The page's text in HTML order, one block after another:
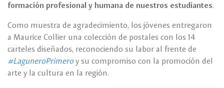
formación profesional y humana de nuestros estudiantes.
Como muestra de agradecimiento, los jóvenes entregaron
a Maurice Collier una colección de postales con los 14
carteles diseñados, reconociendo su labor al frente de
#LaguneroPrimero y su compromiso con la promoción del
arte y la cultura en la región.